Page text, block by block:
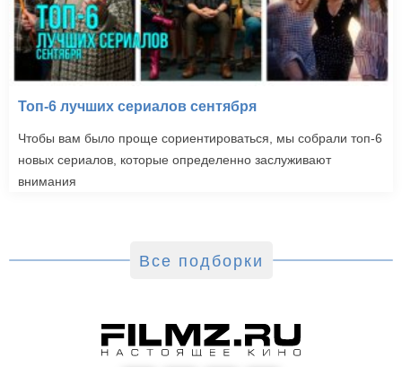
Топ-6 лучших сериалов сентября
Чтобы вам было проще сориентироваться, мы собрали топ-6
новых сериалов, которые определенно заслуживают
внимания
Все подборки